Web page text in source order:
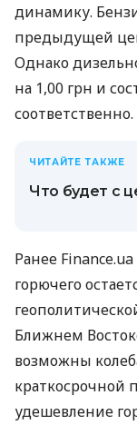
динамику.
предыдущей
Однако
на 1,00 грн и
соответственно.
ЧИТАЙТЕ ТАКЖЕ
Что будет с
Ранее Finance.ua
горючего
Ближнем
возможны
краткосрочной
удешевление